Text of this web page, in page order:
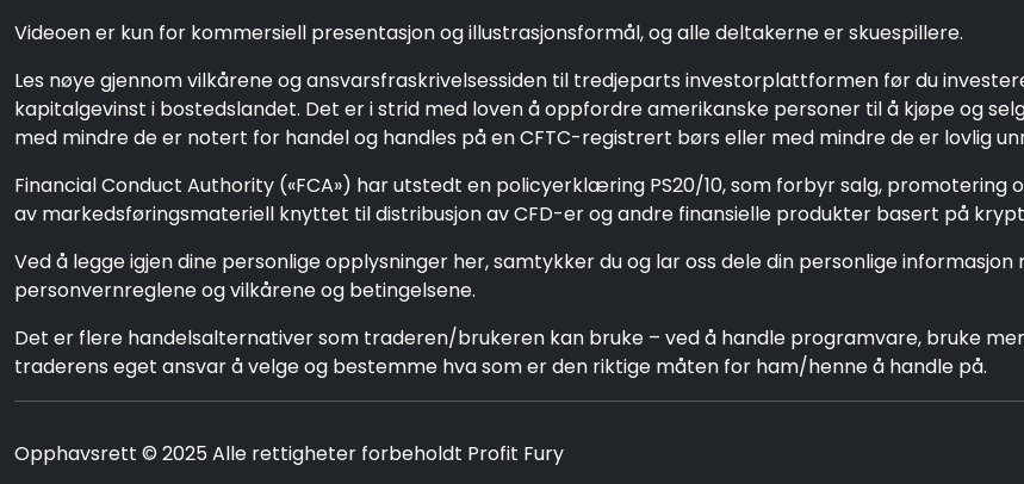
Videoen er kun for kommersiell presentasjon og illustrasjonsformål, og alle deltakerne er skuespillere.
Les nøye gjennom vilkårene og ansvarsfraskrivelsessiden til tredjeparts investorplattformen før du
kapitalgevinst i bostedslandet. Det er i strid med loven å oppfordre amerikanske personer til å kjøpe og
med mindre de er notert for handel og handles på en CFTC-registrert børs eller med mindre de er lovlig
Financial Conduct Authority («FCA») har utstedt en policyerklæring PS20/10, som forbyr salg,
av markedsføringsmateriell knyttet til distribusjon av CFD-er og andre finansielle produkter basert på
Ved å legge igjen dine personlige opplysninger her, samtykker du og lar oss dele din personlige
personvernreglene og vilkårene og betingelsene.
Det er flere handelsalternativer som traderen/brukeren kan bruke – ved å handle programvare, bruke
traderens eget ansvar å velge og bestemme hva som er den riktige måten for ham/henne å handle på.
Opphavsrett © 2025 Alle rettigheter forbeholdt Profit Fury